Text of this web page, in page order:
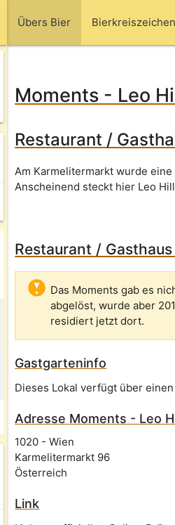
Übers Bier Bierkreiszeichen
Moments - Leo
Restaurant /
Am Karmelitermarkt wurde
Anscheinend steckt hier Leo
Restaurant /
Das Moments gab es
abgelöst, wurde aber
residiert jetzt dort.
Gastgarteninfo
Dieses Lokal verfügt über
Adresse Moments - Leo
1020 -Wien
Karmelitermarkt 96
Österreich
Link